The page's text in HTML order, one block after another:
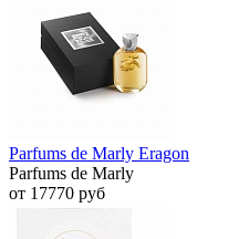
Parfums de Marly Eragon
Parfums de Marly
от 17770 руб